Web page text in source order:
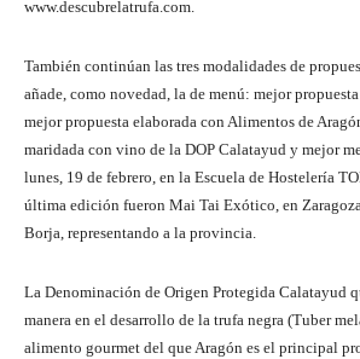
www.descubrelatrufa.com.
También continúan las tres modalidades de
añade, como novedad, la de menú: mejor
mejor propuesta elaborada con Alimentos de
maridada con vino de la DOP Calatayud y mejor
lunes, 19 de febrero, en la Escuela de Hostelería
última edición fueron Mai Tai Exótico, en
Borja, representando a la provincia.
La Denominación de Origen Protegida Calatayud
manera en el desarrollo de la trufa negra (Tuber
alimento gourmet del que Aragón es el principal